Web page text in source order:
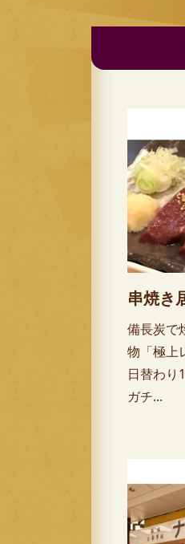
串焼き
備長炭で
物「極上
日替わり
ガチ...